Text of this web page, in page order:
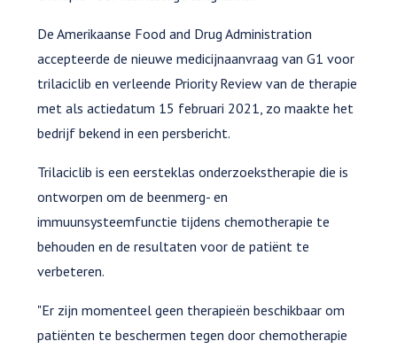
De Amerikaanse Food and Drug Administration
accepteerde de nieuwe medicijnaanvraag van G1 voor
trilaciclib en verleende Priority Review van de therapie
met als actiedatum 15 februari 2021, zo maakte het
bedrijf bekend in een persbericht.
Trilaciclib is een eersteklas onderzoekstherapie die is
ontworpen om de beenmerg- en
immuunsysteemfunctie tijdens chemotherapie te
behouden en de resultaten voor de patiënt te
verbeteren.
"Er zijn momenteel geen therapieën beschikbaar om
patiënten te beschermen tegen door chemotherapie